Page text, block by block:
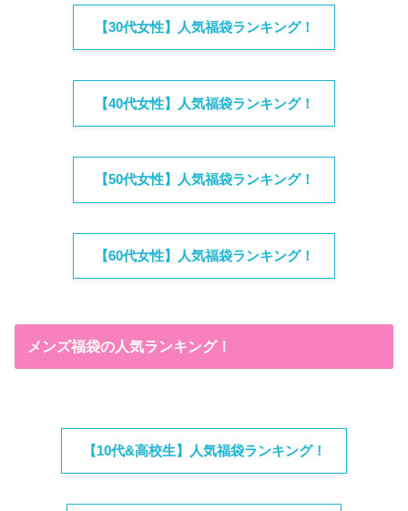
【30代女性】人気福袋ランキング！
【40代女性】人気福袋ランキング！
【50代女性】人気福袋ランキング！
【60代女性】人気福袋ランキング！
メンズ福袋の人気ランキング！
【10代&高校生】人気福袋ランキング！